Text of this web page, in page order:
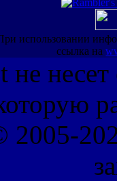
использовании
ссылка на
несет